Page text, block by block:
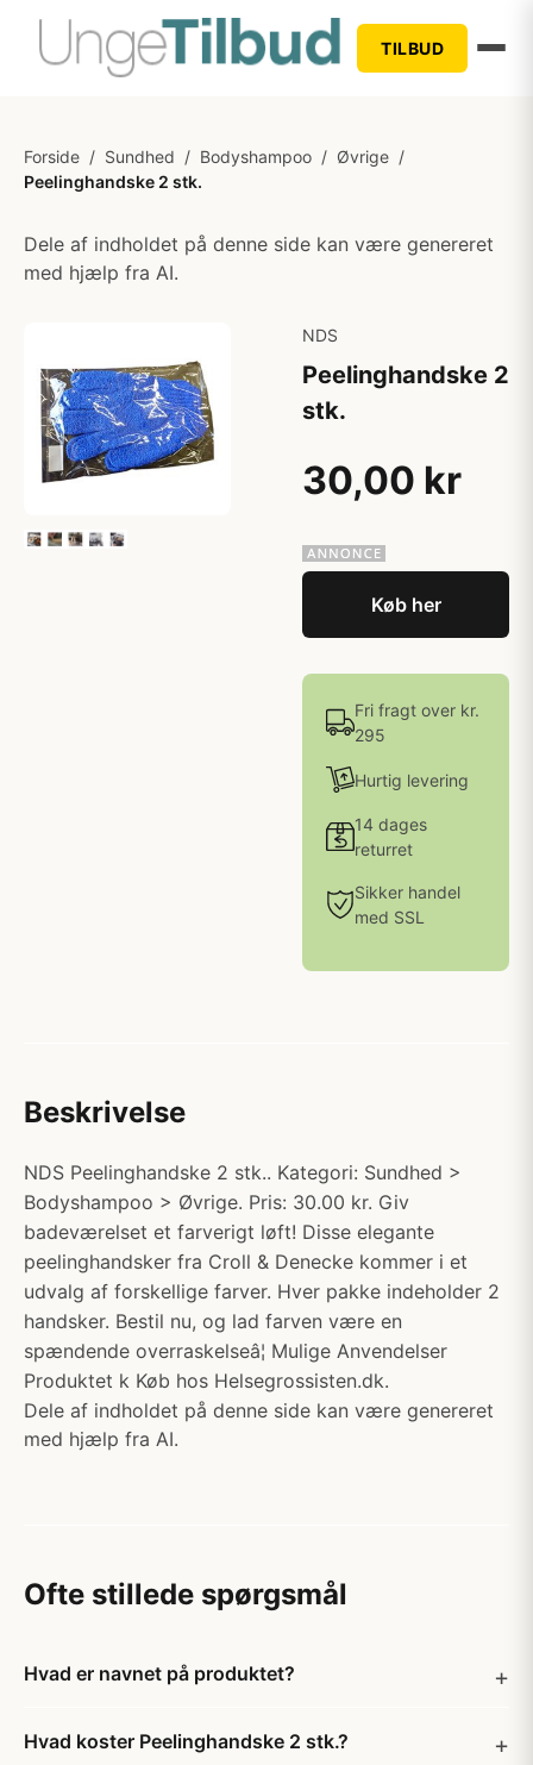
TILBUD
Forside / Sundhed / Bodyshampoo / Øvrige /
Peelinghandske 2 stk.
Dele af indholdet på denne side kan være genereret
med hjælp fra AI.
NDS
Peelinghandske 2
stk.
30,00 kr
Køb her
Fri fragt over kr.
295
Hurtig levering
14 dages
returret
Sikker handel
med SSL
Beskrivelse
NDS Peelinghandske 2 stk.. Kategori: Sundhed >
Bodyshampoo > Øvrige. Pris: 30.00 kr. Giv
badeværelset et farverigt løft! Disse elegante
peelinghandsker fra Croll & Denecke kommer i et
udvalg af forskellige farver. Hver pakke indeholder 2
handsker. Bestil nu, og lad farven være en
spændende overraskelseâ¦ Mulige Anvendelser
Produktet k Køb hos Helsegrossisten.dk.
Dele af indholdet på denne side kan være genereret
med hjælp fra AI.
Ofte stillede spørgsmål
Hvad er navnet på produktet?
Hvad koster Peelinghandske 2 stk.?